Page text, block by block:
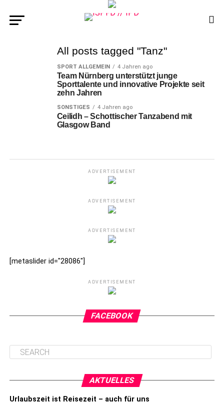
All posts tagged "Tanz"
SPORT ALLGEMEIN 4 Jahren ago
Team Nürnberg unterstützt junge
Sporttalente und innovative Projekte seit
zehn Jahren
SONSTIGES 4 Jahren ago
Ceilidh – Schottischer Tanzabend mit
Glasgow Band
ADVERTISEMENT
ADVERTISEMENT
ADVERTISEMENT
[metaslider id="28086"]
ADVERTISEMENT
FACEBOOK
AKTUELLES
Urlaubszeit ist Reisezeit – auch für uns